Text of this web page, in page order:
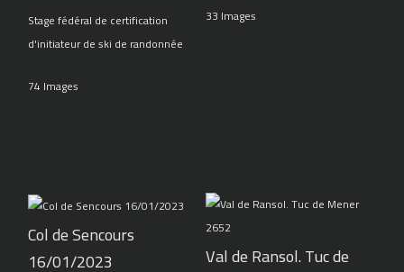
Stage fédéral de certification
d'initiateur de ski de randonnée
74 Images
33 Images
Col de Sencours
16/01/2023
Val de Ransol. Tuc de